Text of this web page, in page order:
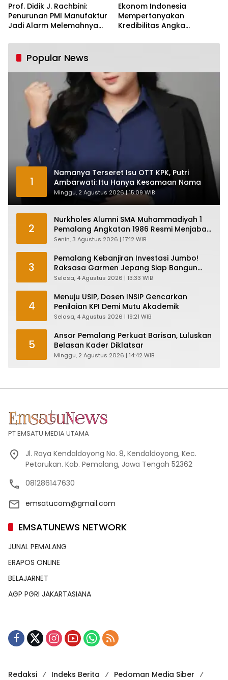
Prof. Didik J. Rachbini:
Penurunan PMI Manufaktur
Jadi Alarm Melemahnya
Ekonom Indonesia
Mempertanyakan
Kredibilitas Angka
Tumbuh Tapi Rapuh
Popular News
1
Namanya Terseret Isu OTT KPK, Putri
Ambarwati: Itu Hanya Kesamaan Nama
Minggu, 2 Agustus 2026 | 15:09 WIB
2
Nurkholes Alumni SMA Muhammadiyah 1
Pemalang Angkatan 1986 Resmi Menjabat
Plt Bupati, Inilah Pesan Ketua Asmam 86
Senin, 3 Agustus 2026 | 17:12 WIB
3
Pemalang Kebanjiran Investasi Jumbo!
Raksasa Garmen Jepang Siap Bangun
Pabrik dan Serap Ribuan Tenaga Kerja
Selasa, 4 Agustus 2026 | 13:33 WIB
4
Menuju USIP, Dosen INSIP Gencarkan
Penilaian KPI Demi Mutu Akademik
Selasa, 4 Agustus 2026 | 19:21 WIB
5
Ansor Pemalang Perkuat Barisan, Luluskan
Belasan Kader Diklatsar
Minggu, 2 Agustus 2026 | 14:42 WIB
PT EMSATU MEDIA UTAMA
Jl. Raya Kendaldoyong No. 8, Kendaldoyong, Kec.
Petarukan. Kab. Pemalang, Jawa Tengah 52362
081286147630
emsatucom@gmail.com
EMSATUNEWS NETWORK
JUNAL PEMALANG
ERAPOS ONLINE
BELAJARNET
AGP PGRI JAKARTASIANA
Redaksi Indeks Berita Pedoman Media Siber